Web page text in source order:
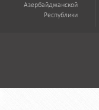
Азербайджанской
Республики